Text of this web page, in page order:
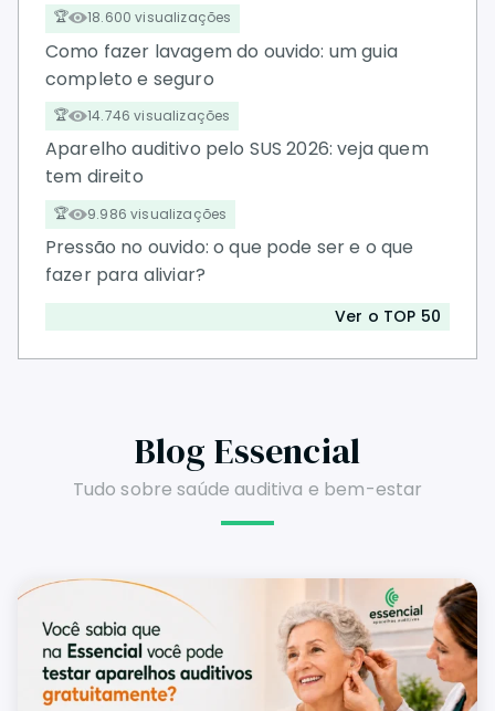
18.600 visualizações
Como fazer lavagem do ouvido: um guia
completo e seguro
14.746 visualizações
Aparelho auditivo pelo SUS 2026: veja quem
tem direito
9.986 visualizações
Pressão no ouvido: o que pode ser e o que
fazer para aliviar?
Ver o TOP 50
Blog Essencial
Tudo sobre saúde auditiva e bem-estar